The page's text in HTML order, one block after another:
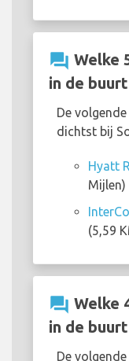
question_answer Welke
in de
De
dichtst bij
Hyatt
Mijlen)
(5,59
question_answer Welke
in de
De